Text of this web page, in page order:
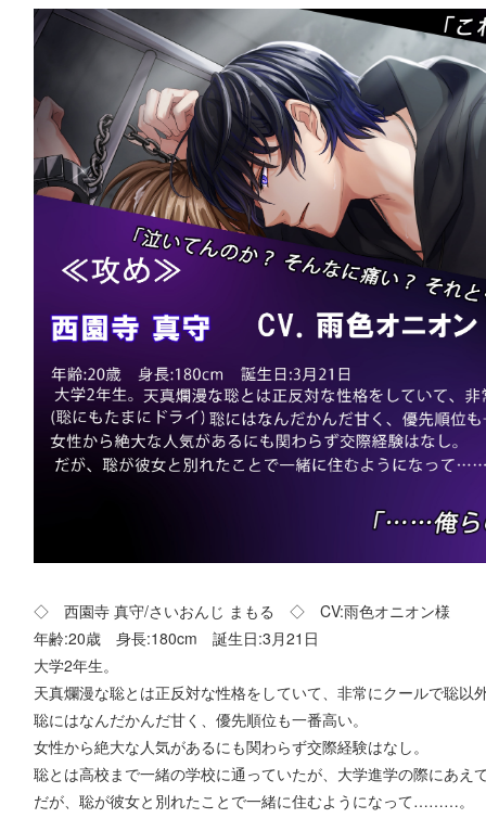
◇ 西園寺 真守/さいおんじ まもる ◇ CV:雨色オニオン様
年齢:20歳 身長:180cm 誕生日:3月21日
大学2年生。
天真爛漫な聡とは正反対な性格をしていて、非常にクールで聡以
聡にはなんだかんだ甘く、優先順位も一番高い。
女性から絶大な人気があるにも関わらず交際経験はなし。
聡とは高校まで一緒の学校に通っていたが、大学進学の際にあえ
だが、聡が彼女と別れたことで一緒に住むようになって………。